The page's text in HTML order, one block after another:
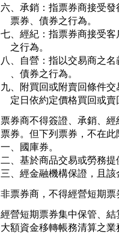
六、承銷：指票券商接受
    票券、債券之行為。
七、經紀：指票券商接受
    之行為。
八、自營：指以交易商之
    、債券之行為。
九、附買回或附賣回條件
定日依約定價格買回或
票券商不得簽證、承銷、
票券。但下列票券，不在此
一、國庫券。
二、基於商品交易或勞務
三、經金融機構保證，且
非票券商，不得經營短期
經營短期票券集中保管、
大額資金移轉帳務清算之